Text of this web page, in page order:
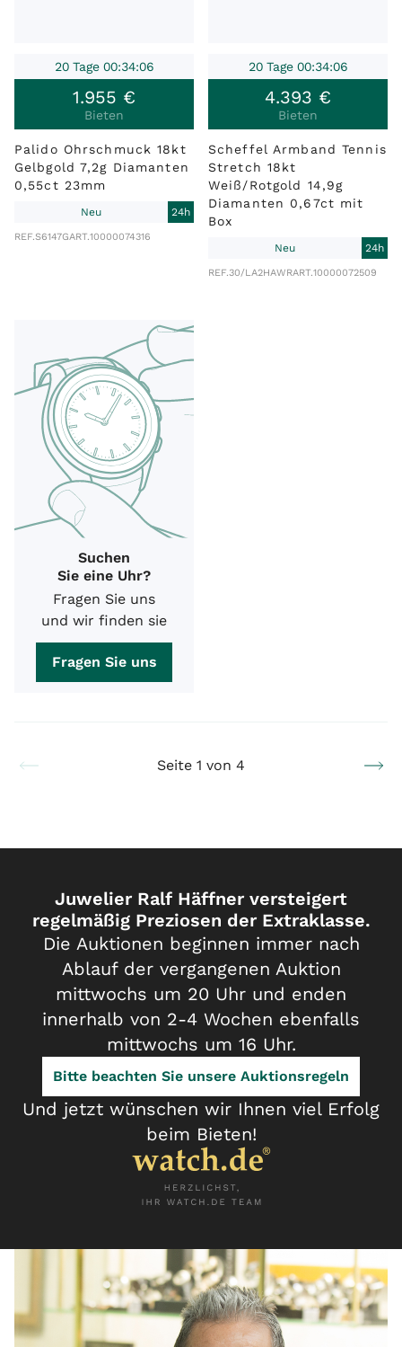
20 Tage 00:34:06
1.955 €
Bieten
Palido Ohrschmuck 18kt
Gelbgold 7,2g Diamanten
0,55ct 23mm
Neu 24h
REF.S6147GART.10000074316
20 Tage 00:34:06
4.393 €
Bieten
Scheffel Armband Tennis
Stretch 18kt
Weiß/Rotgold 14,9g
Diamanten 0,67ct mit
Box
Neu 24h
REF.30/LA2HAWRART.10000072509
Suchen
Sie eine Uhr?
Fragen Sie uns
und wir finden sie
Fragen Sie uns
Seite 1 von 4
Juwelier Ralf Häffner versteigert
regelmäßig Preziosen der Extraklasse.
Die Auktionen beginnen immer nach
Ablauf der vergangenen Auktion
mittwochs um 20 Uhr und enden
innerhalb von 2-4 Wochen ebenfalls
mittwochs um 16 Uhr.
Bitte beachten Sie unsere Auktionsregeln
Und jetzt wünschen wir Ihnen viel Erfolg
beim Bieten!